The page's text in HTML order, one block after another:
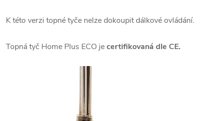
K této verzi topné tyče nelze dokoupit dálkové ovládání.
Topná tyč Home Plus ECO jecertifikovaná dle CE.